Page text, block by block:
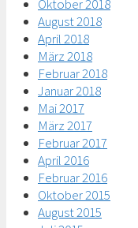
Oktober 2018
August 2018
April 2018
März 2018
Februar 2018
Januar 2018
Mai 2017
März 2017
Februar 2017
April 2016
Februar 2016
Oktober 2015
August 2015